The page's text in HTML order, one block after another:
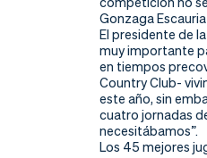
Gonzaga
El presidente de
muy importante
en tiempos
Country Club-
este año, sin
cuatro jornadas
necesitábamos”.
Los 45 mejores